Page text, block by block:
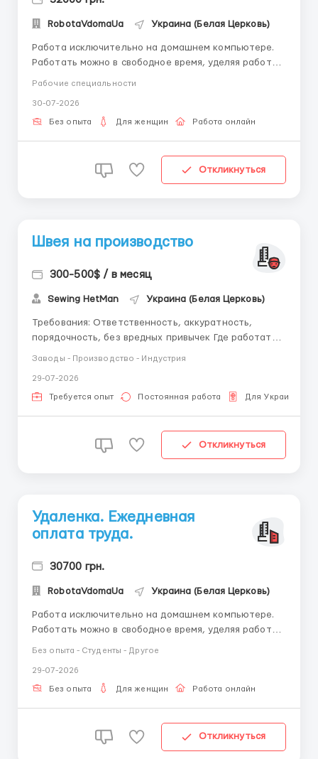
RobotaVdomaUa Украина (Белая Церковь)
Работа исключительно на домашнем компьютере.
Работать можно в свободное время, уделяя работе
от 3-4 часов в день. Есть возможность совмещения с
декрете. Без финансовых вложений. Требования:
женщина от 18-45 лет, наличие ПК и доступа в
Рабочие специальности
30-07-2026
Без опыта Для женщин Работа онлайн
Откликнуться
Швея на производство
300-500$ / в месяц
Sewing HetMan Украина (Белая Церковь)
Требования: Ответственность, аккуратность,
порядочность, без вредных привычек Где работать?
сшивание деталей кроя оборудование (оверлок,
прямострочка, плоскошовная машинка); полный...
Заводы - Производство - Индустрия
29-07-2026
Требуется опыт Постоянная работа Для Украинцев
Откликнуться
Удаленка. Ежедневная
оплата труда.
30700 грн.
RobotaVdomaUa Украина (Белая Церковь)
Работа исключительно на домашнем компьютере.
Работать можно в свободное время, уделяя работе
декрете. Без финансовых вложений. Требования:
женщина от 18-45 лет, наличие ПК и доступа в
Без опыта - Студенты - Другое
29-07-2026
Без опыта Для женщин Работа онлайн
Откликнуться